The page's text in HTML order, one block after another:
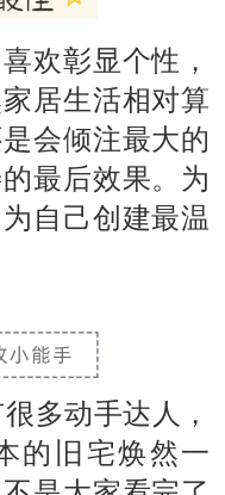
欢彰显个性，
居生活相对算
会倾注最大的
最后效果。为
自己创建最温
多动手达人，
的旧宅焕然一